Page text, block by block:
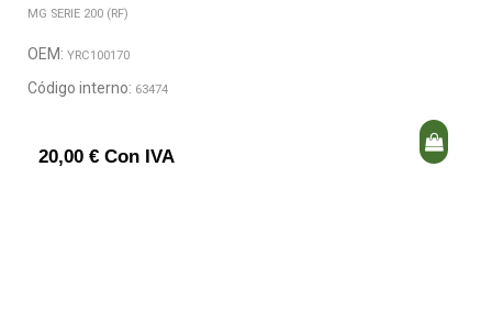
MG SERIE 200 (RF)
OEM: YRC100170
Código interno: 63474
20,00 € Con IVA